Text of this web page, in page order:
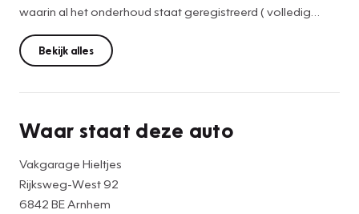
waarin al het onderhoud staat geregistreerd ( volledig
dealer onderhouden zie laatste foto ).
Deze auto is exeptioneel rijk uitgevoerd met opties als
travel assist (acc en dodehoek herkenning), lederen
stoel en stuurverwarming, 360 graden camera, carplay,
benzine stadsverwarming, stoelmassage, rolgordijnen
achterin, elektrische achterklep, LEd verlichting en ga zo
Bekijk alles
Waar staat deze auto
Vakgarage Hieltjes
Rijksweg-West 92
6842 BE Arnhem